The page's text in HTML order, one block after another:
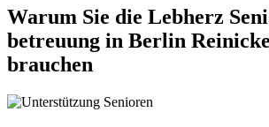
Warum Sie die Lebherz
betreuung in Berlin
brauchen